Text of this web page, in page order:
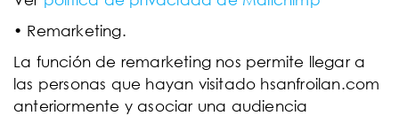
• Remarketing.
La función de remarketing nos permite llegar a
las personas que hayan visitado hsanfroilan.com
anteriormente y asociar una audiencia